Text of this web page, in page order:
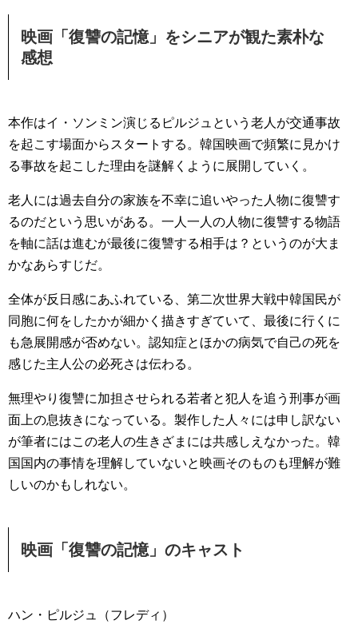
映画「復讐の記憶」をシニアが観た素朴な
感想
本作はイ・ソンミン演じるピルジュという老人が交通事故
を起こす場面からスタートする。韓国映画で頻繁に見かけ
る事故を起こした理由を謎解くように展開していく。
老人には過去自分の家族を不幸に追いやった人物に復讐す
るのだという思いがある。一人一人の人物に復讐する物語
を軸に話は進むが最後に復讐する相手は？というのが大ま
かなあらすじだ。
全体が反日感にあふれている、第二次世界大戦中韓国民が
同胞に何をしたかが細かく描きすぎていて、最後に行くに
も急展開感が否めない。認知症とほかの病気で自己の死を
感じた主人公の必死さは伝わる。
無理やり復讐に加担させられる若者と犯人を追う刑事が画
面上の息抜きになっている。製作した人々には申し訳ない
が筆者にはこの老人の生きざまには共感しえなかった。韓
国国内の事情を理解していないと映画そのものも理解が難
しいのかもしれない。
映画「復讐の記憶」のキャスト
ハン・ピルジュ（フレディ）